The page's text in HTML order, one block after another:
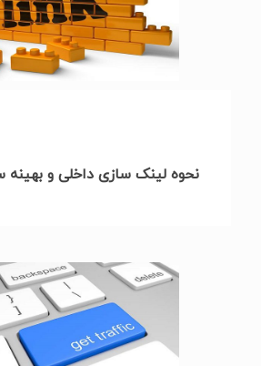
نحوه لینک سازی داخلی و